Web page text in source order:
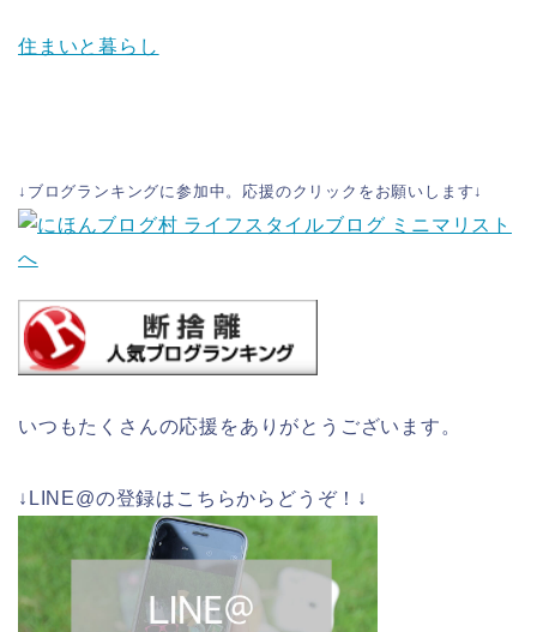
住まいと暮らし
↓ブログランキングに参加中。応援のクリックをお願いします↓
いつもたくさんの応援をありがとうございます。
↓LINE@の登録はこちらからどうぞ！↓